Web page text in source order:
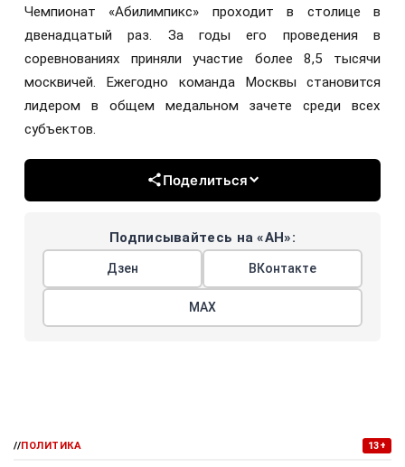
Чемпионат «Абилимпикс» проходит в столице в
двенадцатый раз. За годы его проведения в
соревнованиях приняли участие более 8,5 тысячи
москвичей. Ежегодно команда Москвы становится
лидером в общем медальном зачете среди всех
субъектов.
Поделиться
Подписывайтесь на «АН»:
Дзен ВКонтакте
МАХ
//ПОЛИТИКА 13+